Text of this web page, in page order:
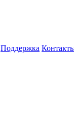
Поддержка